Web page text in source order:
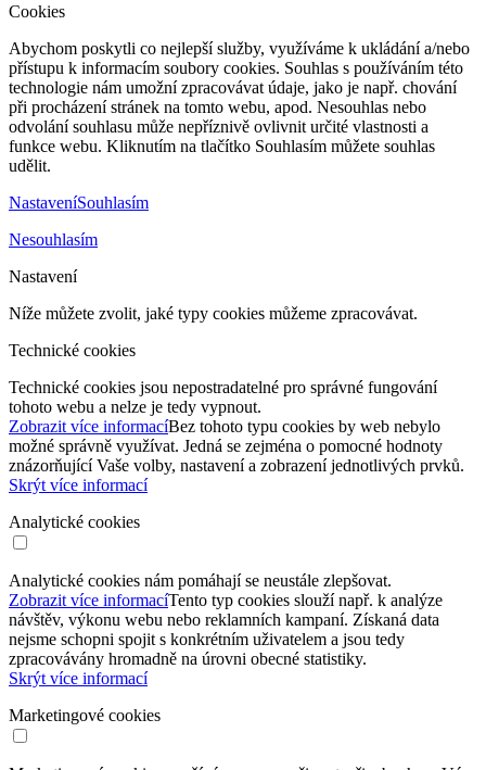
Cookies
Abychom poskytli co nejlepší služby, využíváme k ukládání a/nebo
přístupu k informacím soubory cookies. Souhlas s používáním této
technologie nám umožní zpracovávat údaje, jako je např. chování
při procházení stránek na tomto webu, apod. Nesouhlas nebo
odvolání souhlasu může nepříznivě ovlivnit určité vlastnosti a
funkce webu. Kliknutím na tlačítko Souhlasím můžete souhlas
udělit.
NastaveníSouhlasím
Nesouhlasím
Nastavení
Níže můžete zvolit, jaké typy cookies můžeme zpracovávat.
Technické cookies
Technické cookies jsou nepostradatelné pro správné fungování
tohoto webu a nelze je tedy vypnout.
Zobrazit více informacíBez tohoto typu cookies by web nebylo
možné správně využívat. Jedná se zejména o pomocné hodnoty
znázorňující Vaše volby, nastavení a zobrazení jednotlivých prvků.
Skrýt více informací
Analytické cookies
Analytické cookies nám pomáhají se neustále zlepšovat.
Zobrazit více informacíTento typ cookies slouží např. k analýze
návštěv, výkonu webu nebo reklamních kampaní. Získaná data
nejsme schopni spojit s konkrétním uživatelem a jsou tedy
zpracovávány hromadně na úrovni obecné statistiky.
Skrýt více informací
Marketingové cookies